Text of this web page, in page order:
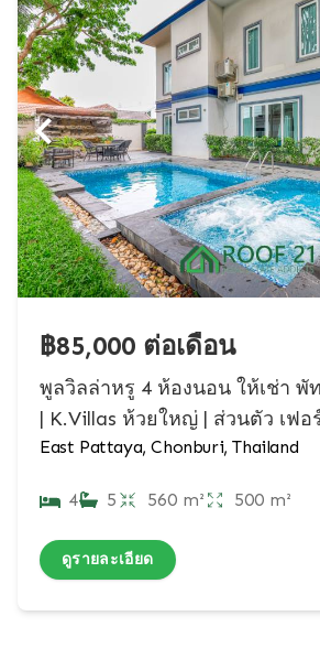
฿85,000 ต่อเดือน
พูลวิลล่าหรู 4 ห้องนอน ให้เช่า พั
| K.Villas ห้วยใหญ่ | ส่วนตัว เฟอ
East Pattaya, Chonburi, Thailand
4 5 560 m² 500 m²
ดูรายละเอียด